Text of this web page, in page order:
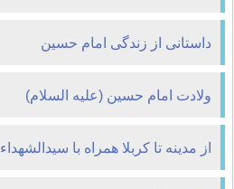
داستانی از زندگی امام حسین
ولادت امام حسين (عليه السلام)
از مدينه تا کربلا همراه با سيدالشهداء